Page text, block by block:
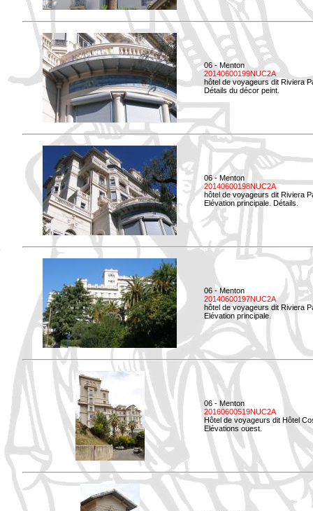
06 - Menton
20140600199NUC2A
hôtel de voyageurs dit Riviera
Détails du décor peint.
06 - Menton
20140600198NUC2A
hôtel de voyageurs dit Riviera
Elévation principale. Détails.
06 - Menton
20140600197NUC2A
hôtel de voyageurs dit Riviera
Elévation principale.
06 - Menton
20160600519NUC2A
Hôtel de voyageurs dit Hôtel
Elévations ouest.